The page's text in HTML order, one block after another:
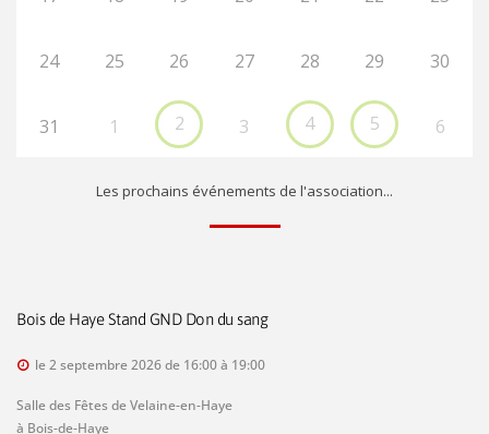
24 25 26 27 28 29 30
31 1 2 3 4 5 6
Les prochains événements de l'association...
Bois de Haye Stand GND Don du sang
le 2 septembre 2026 de 16:00 à 19:00
Salle des Fêtes de Velaine-en-Haye
à Bois-de-Haye